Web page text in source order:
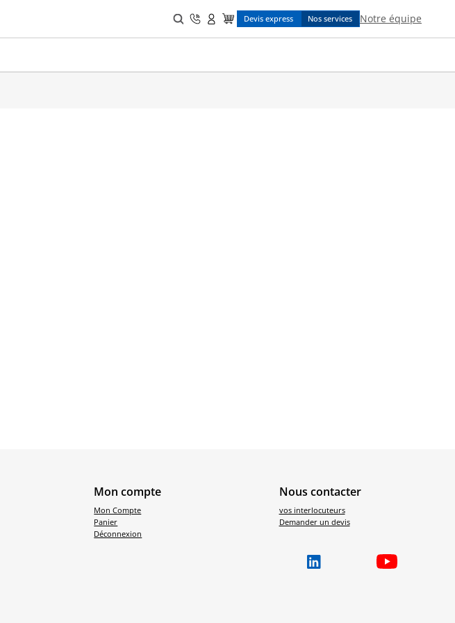
Search
for:
Devis express Nos services Notre équipe
Mon compte
Mon Compte
Panier
Déconnexion
Nous contacter
vos interlocuteurs
Demander un devis